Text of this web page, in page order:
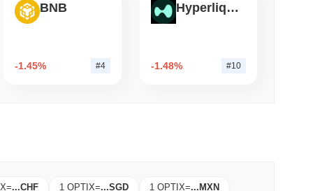
BNB
-1.45% #4
Hyperliquid
-1.48% #10
=...CHF 1 OPTIX=...SGD 1 OPTIX=...MXN